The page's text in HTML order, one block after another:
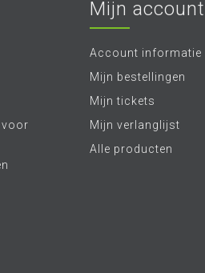
voor
Mijn account
Account informatie
Mijn bestellingen
Mijn tickets
Mijn verlanglijst
Alle producten